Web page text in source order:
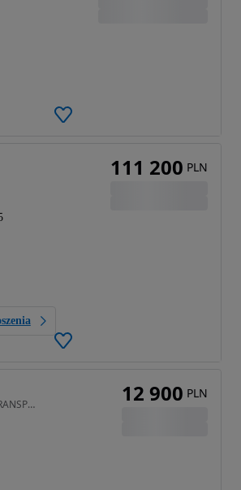
111 200 PLN
1199 cm3 • 68 KM • 1.2 - 68KM - LIKE - Tempomat - 30.270km - OPŁACONY - TRANSPORT 12 900 PLN